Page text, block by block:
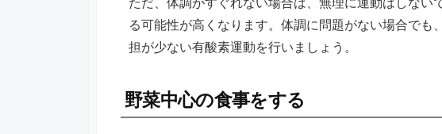
る可能性が高くなります。体調に問題がない場合でも
担が少ない有酸素運動を行いましょう。
野菜中心の食事をする